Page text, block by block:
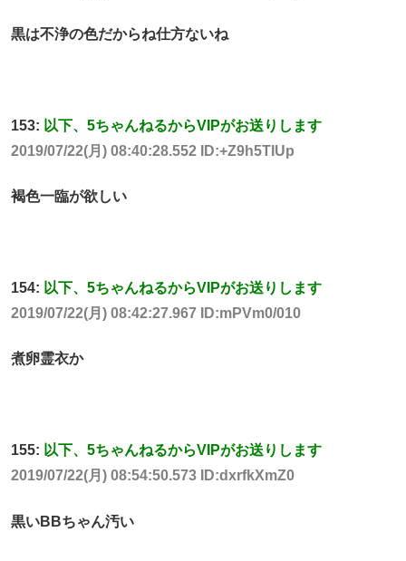
黒は不浄の色だからね仕方ないね
153: 以下、5ちゃんねるからVIPがお送りします
2019/07/22(月) 08:40:28.552 ID:+Z9h5TIUp
褐色一臨が欲しい
154: 以下、5ちゃんねるからVIPがお送りします
2019/07/22(月) 08:42:27.967 ID:mPVm0/010
煮卵霊衣か
155: 以下、5ちゃんねるからVIPがお送りします
2019/07/22(月) 08:54:50.573 ID:dxrfkXmZ0
黒いBBちゃん汚い